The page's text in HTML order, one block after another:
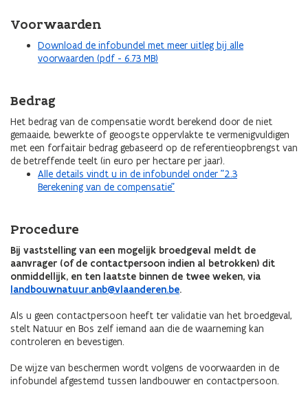
Voorwaarden
Download de infobundel met meer uitleg bij alle
voorwaarden (pdf - 6.73 MB)
Bedrag
Het bedrag van de compensatie wordt berekend door de niet
gemaaide, bewerkte of geoogste oppervlakte te vermenigvuldigen
met een forfaitair bedrag gebaseerd op de referentieopbrengst van
de betreffende teelt (in euro per hectare per jaar).
Alle details vindt u in de infobundel onder "2.3
Berekening van de compensatie"
Procedure
Bij vaststelling van een mogelijk broedgeval meldt de
aanvrager (of de contactpersoon indien al betrokken) dit
onmiddellijk, en ten laatste binnen de twee weken, via
landbouwnatuur.anb@vlaanderen.be.
Als u geen contactpersoon heeft ter validatie van het broedgeval,
stelt Natuur en Bos zelf iemand aan die de waarneming kan
controleren en bevestigen.
De wijze van beschermen wordt volgens de voorwaarden in de
infobundel afgestemd tussen landbouwer en contactpersoon.